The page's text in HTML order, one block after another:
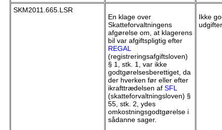
SKM2011.665.LSR
En klage over
Skatteforvaltningens
afgørelse om, at klagerens
bil var afgiftspligtig efter
REGAL
(registreringsafgiftsloven)
§ 1, stk. 1, var ikke
godtgørelsesberettiget, da
der hverken før eller efter
ikrafttrædelsen af SFL
(skatteforvaltningsloven) §
55, stk. 2, ydes
omkostningsgodtgørelse i
sådanne sager.
Ikke
udgifter